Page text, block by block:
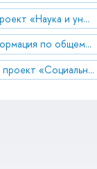
Национальный проект «Наука и университеты»
Социальная информация по общему образованию
Стратегический проект «Социальная политика устойчивого развития и инклюзивного экономического роста»